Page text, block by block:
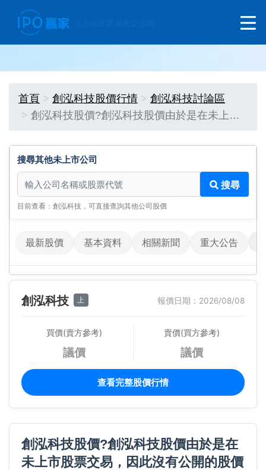
首頁 創泓科技股價行情
創泓科技討論區
創泓科技股價?創泓科技股價由於是在未上…
搜尋其他未上市公司
搜尋其他未上市公司
搜尋
目前查看：創泓科技，可直接查詢其他公司股價
最新股價 基本資料 相關新聞 重大公告
創泓科技 上 報價日期：2026/08/08
買價(賣方參考)
議價
賣價(買方參考)
議價
查看完整股價行情
創泓科技股價?創泓科技股價由於是在
未上市股票交易，因此沒有公開的股價